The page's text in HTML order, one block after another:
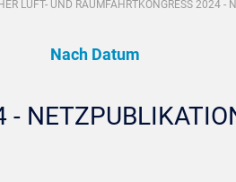
LUFT- UND RAUMFAHRTKONGRESS 2024 -
Nach Datum
-